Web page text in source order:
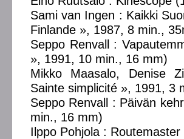
Sami van Ingen : Kaikki
Finlande », 1987, 8 min.,
Seppo Renvall :
», 1991, 10 min., 16 mm)
Mikko Maasalo, Denise
Sainte simplicité », 1991, 3
Seppo Renvall : Päivän
min., 16 mm)
Ilppo Pohjola :